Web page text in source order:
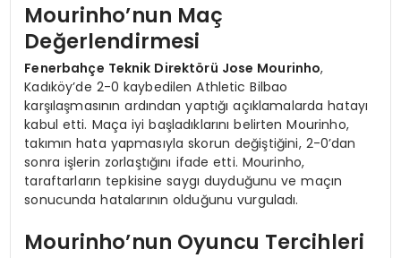
Mourinho’nun Maç
Değerlendirmesi
Fenerbahçe Teknik Direktörü Jose Mourinho,
Kadıköy’de 2-0 kaybedilen Athletic Bilbao
karşılaşmasının ardından yaptığı açıklamalarda hatayı
kabul etti. Maça iyi başladıklarını belirten Mourinho,
takımın hata yapmasıyla skorun değiştiğini, 2-0’dan
sonra işlerin zorlaştığını ifade etti. Mourinho,
taraftarların tepkisine saygı duyduğunu ve maçın
sonucunda hatalarının olduğunu vurguladı.
Mourinho’nun Oyuncu Tercihleri